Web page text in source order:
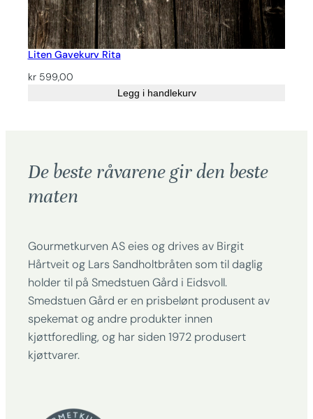
Liten Gavekurv Rita
kr599,00
Legg i handlekurv
De beste råvarene gir den beste
maten
Gourmetkurven AS eies og drives av Birgit
Hårtveit og Lars Sandholtbråten som til daglig
holder til på Smedstuen Gård i Eidsvoll.
Smedstuen Gård er en prisbelønt produsent av
spekemat og andre produkter innen
kjøttforedling, og har siden 1972 produsert
kjøttvarer.